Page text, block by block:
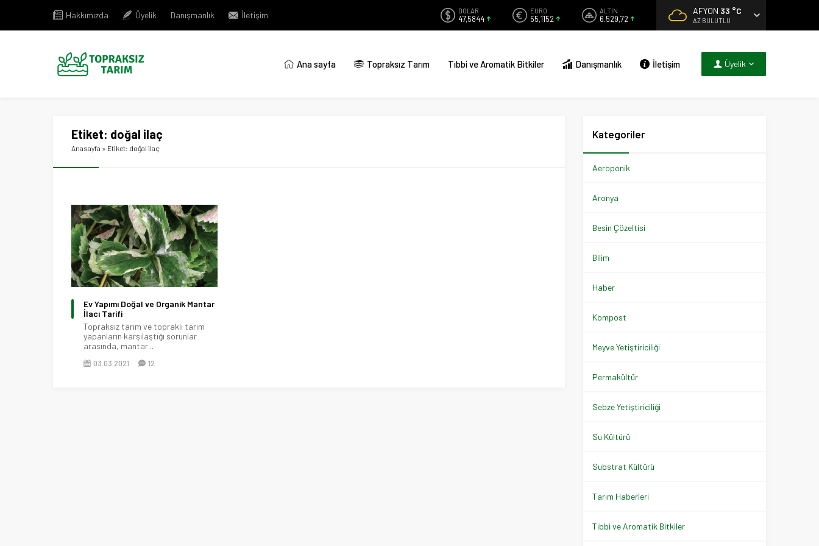
Hakkımızda Üyelik Danışmanlık İletişim DOLAR
47,5844
EURO
55,1152
ALTIN
6.529,72
AFYON 33 °C
AZ BULUTLU
Ana sayfa Topraksız Tarım Tıbbi ve Aromatik Bitkiler Danışmanlık İletişim Üyelik
Etiket: doğal ilaç
Anasayfa » Etiket: doğal ilaç
Ev Yapımı Doğal ve Organik Mantar
İlacı Tarifi
Topraksız tarım ve topraklı tarım
yapanların karşılaştığı sorunlar
arasında, mantar...
03.03.2021 12
Kategoriler
Aeroponik
Aronya
Besin Çözeltisi
Bilim
Haber
Kompost
Meyve Yetiştiriciliği
Permakültür
Sebze Yetiştiriciliği
Su Kültürü
Substrat Kültürü
Tarım Haberleri
Tıbbi ve Aromatik Bitkiler